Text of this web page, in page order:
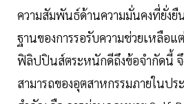
ความสัมพันธ์ด้านความมั่นคงที่ยั่ง
ฐานของการรอรับความช่วยเหลือแ
ฟิลิปปินส์ตระหนักดีถึงข้อจำกัดนี้ จึ
สามารถของอุตสาหกรรมภายในป